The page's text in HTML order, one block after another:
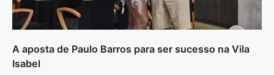
A aposta de Paulo Barros para ser sucesso na Vila
Isabel